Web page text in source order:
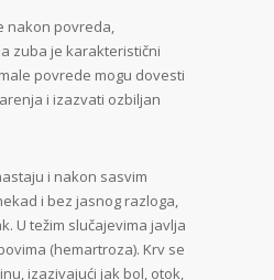
nakon povreda,
zuba je karakteristični
povrede mogu dovesti
i izazvati ozbiljan
i nakon sasvim
i bez jasnog razloga,
U težim slučajevima javlja
(hemartroza). Krv se
izazivajući jak bol, otok,